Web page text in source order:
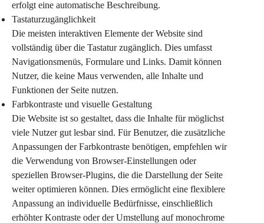
erfolgt eine automatische Beschreibung.
Tastaturzugänglichkeit
Die meisten interaktiven Elemente der Website sind
vollständig über die Tastatur zugänglich. Dies umfasst
Navigationsmenüs, Formulare und Links. Damit können
Nutzer, die keine Maus verwenden, alle Inhalte und
Funktionen der Seite nutzen.
Farbkontraste und visuelle Gestaltung
Die Website ist so gestaltet, dass die Inhalte für möglichst
viele Nutzer gut lesbar sind. Für Benutzer, die zusätzliche
Anpassungen der Farbkontraste benötigen, empfehlen wir
die Verwendung von Browser-Einstellungen oder
speziellen Browser-Plugins, die die Darstellung der Seite
weiter optimieren können. Dies ermöglicht eine flexiblere
Anpassung an individuelle Bedürfnisse, einschließlich
erhöhter Kontraste oder der Umstellung auf monochrome